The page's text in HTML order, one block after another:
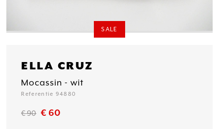
SALE
ELLA CRUZ
Mocassin - wit
Referentie 94880
€ 90 € 60